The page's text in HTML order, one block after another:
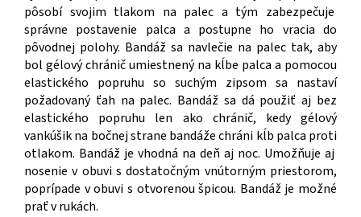
pôsobí svojim tlakom na palec a tým zabezpečuje
správne postavenie palca a postupne ho vracia do
pôvodnej polohy. Bandáž sa navlečie na palec tak, aby
bol gélový chránič umiestnený na kĺbe palca a pomocou
elastického popruhu so suchým zipsom sa nastaví
požadovaný ťah na palec. Bandáž sa dá použiť aj bez
elastického popruhu len ako chránič, kedy gélový
vankúšik na bočnej strane bandáže chráni kĺb palca proti
otlakom. Bandáž je vhodná na deň aj noc. Umožňuje aj
nosenie v obuvi s dostatočným vnútorným priestorom,
poprípade v obuvi s otvorenou špicou. Bandáž je možné
prať v rukách.